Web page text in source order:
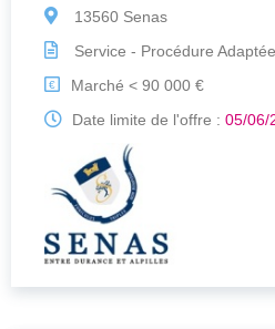
13560 Senas
Service - Procédure Adaptée
€
Marché < 90 000 €
Date limite de l'offre : 05/06/